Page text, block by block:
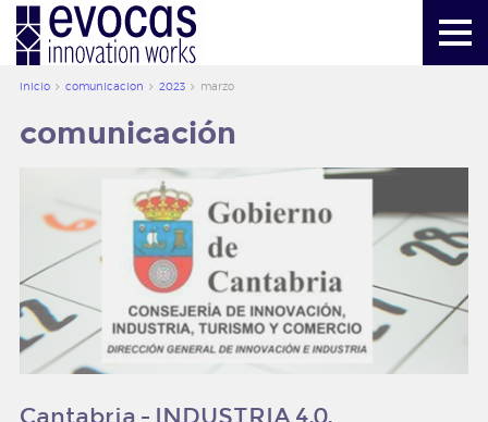
más informaciónmailbox@evocas.com
inicio
servicios
herramientas
creacion de valor
comunicacion
inicio comunicacion 2023 marzo
comunicación